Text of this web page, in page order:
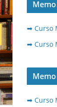
➡ Curso
➡ Curso
➡ Curso